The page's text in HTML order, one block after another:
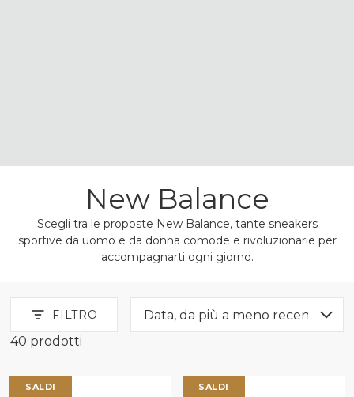
New Balance
Scegli tra le proposte New Balance, tante sneakers
sportive da uomo e da donna comode e rivoluzionarie per
accompagnarti ogni giorno.
FILTRO
40 prodotti
New Balance
SALDI SALDI